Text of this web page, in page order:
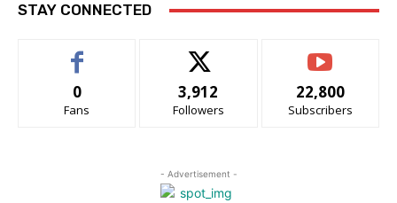
STAY CONNECTED
0
Fans
3,912
Followers
22,800
Subscribers
- Advertisement -